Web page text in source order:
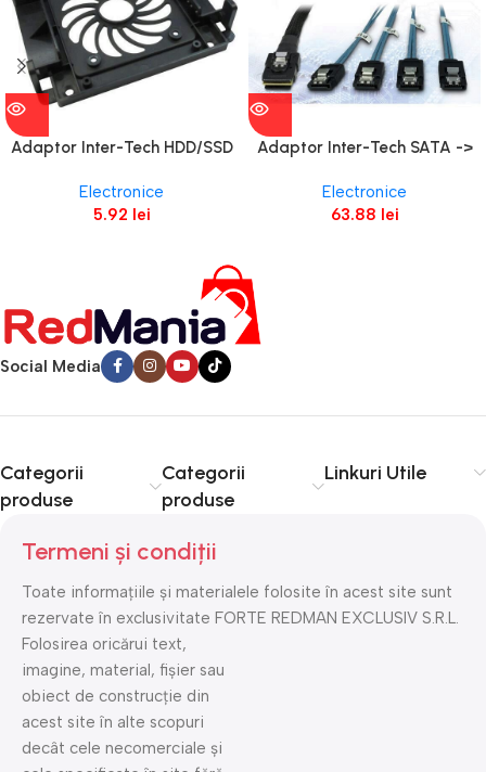
Adaptor Inter-Tech HDD/SSD
Electronice
5.92 lei
Adaptor Inter-Tech SATA ->
Cross-Over
Electronice
63.88 lei
Social Media
Categorii
produse
Categorii
produse
Linkuri Utile
Termeni și condiții
Toate informațiile și materialele folosite în acest site sunt
rezervate în exclusivitate FORTE REDMAN EXCLUSIV S.R.L.
Folosirea oricărui text,
imagine, material, fișier sau
obiect de construcție din
acest site în alte scopuri
decât cele necomerciale și